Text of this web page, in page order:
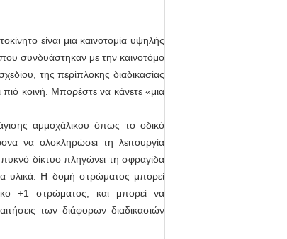
είναι μια καινοτομία υψηλής
που συνδυάστηκαν με την καινοτόμο
της περίπλοκης διαδικασίας
πιό κοινή. Μπορέστε να κάνετε «μια
αμμοχάλικου όπως το οδικό
να ολοκληρώσει τη λειτουργία
δίκτυο πληγώνει τη σφραγίδα
υλικά. Η δομή στρώματος μπορεί
+1 στρώματος, και μπορεί να
των διάφορων διαδικασιών